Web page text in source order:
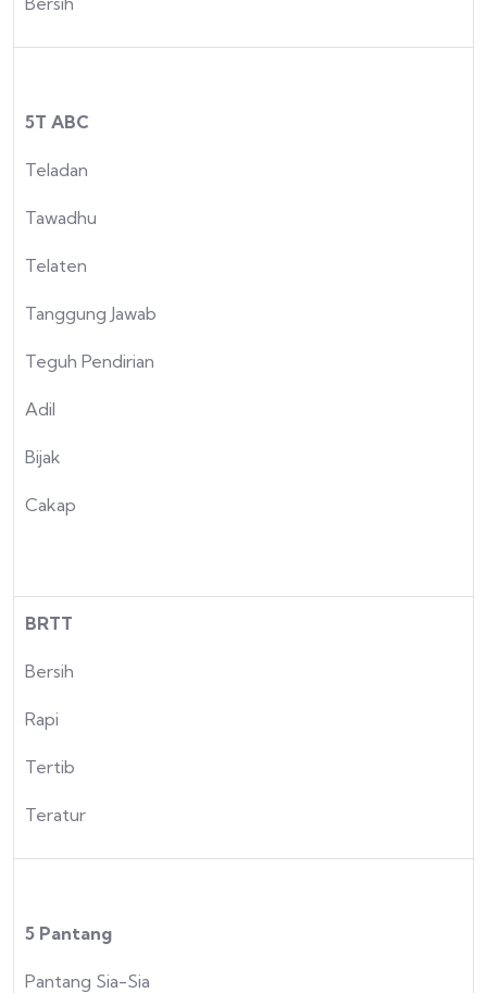
5T ABC
Teladan
Tawadhu
Telaten
Tanggung Jawab
Teguh Pendirian
Adil
Bijak
Cakap
BRTT
Bersih
Rapi
Tertib
Teratur
5 Pantang
Pantang Sia-Sia